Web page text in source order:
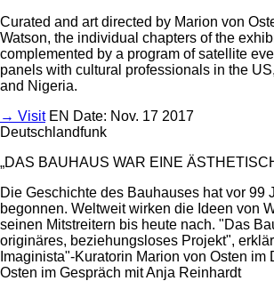
Curated and art directed by Marion von
Watson, the individual chapters of the
complemented by a program of satellite
panels with cultural professionals in the
and Nigeria.
→ Visit EN Date: Nov. 17 2017
Deutschlandfunk
„DAS BAUHAUS WAR EINE
Die Geschichte des Bauhauses hat vor 99
begonnen. Weltweit wirken die Ideen von
seinen Mitstreitern bis heute nach. "Das
originäres, beziehungsloses Projekt",
Imaginista"-Kuratorin Marion von Osten im
Osten im Gespräch mit Anja Reinhardt